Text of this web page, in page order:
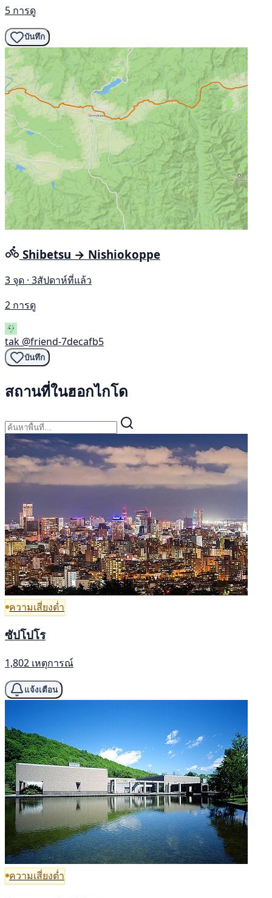
5 การดู
บันทึก
Shibetsu → Nishiokoppe
3 จุด · 3สัปดาห์ที่แล้ว
2 การดู
tak @friend-7decafb5
บันทึก
สถานที่ในฮอกไกโด
ความเสี่ยงต่ำ
ซัปโปโร
1,802 เหตุการณ์
แจ้งเตือน
ความเสี่ยงต่ำ